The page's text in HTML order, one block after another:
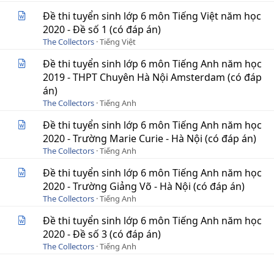
Đề thi tuyển sinh lớp 6 môn Tiếng Việt năm học
2020 - Đề số 1 (có đáp án)
The Collectors Tiếng Việt
Đề thi tuyển sinh lớp 6 môn Tiếng Anh năm học
2019 - THPT Chuyên Hà Nội Amsterdam (có đáp
án)
The Collectors Tiếng Anh
Đề thi tuyển sinh lớp 6 môn Tiếng Anh năm học
2020 - Trường Marie Curie - Hà Nội (có đáp án)
The Collectors Tiếng Anh
Đề thi tuyển sinh lớp 6 môn Tiếng Anh năm học
2020 - Trường Giảng Võ - Hà Nội (có đáp án)
The Collectors Tiếng Anh
Đề thi tuyển sinh lớp 6 môn Tiếng Anh năm học
2020 - Đề số 3 (có đáp án)
The Collectors Tiếng Anh